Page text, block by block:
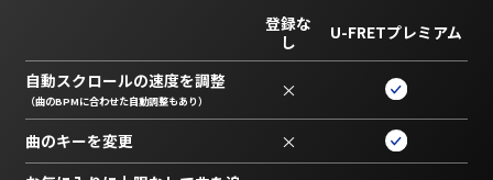
登録な
し
U-FRETプレミアム
自動スクロールの速度を調整
（曲のBPMに合わせた自動調整もあり） ×
曲のキーを変更 ×